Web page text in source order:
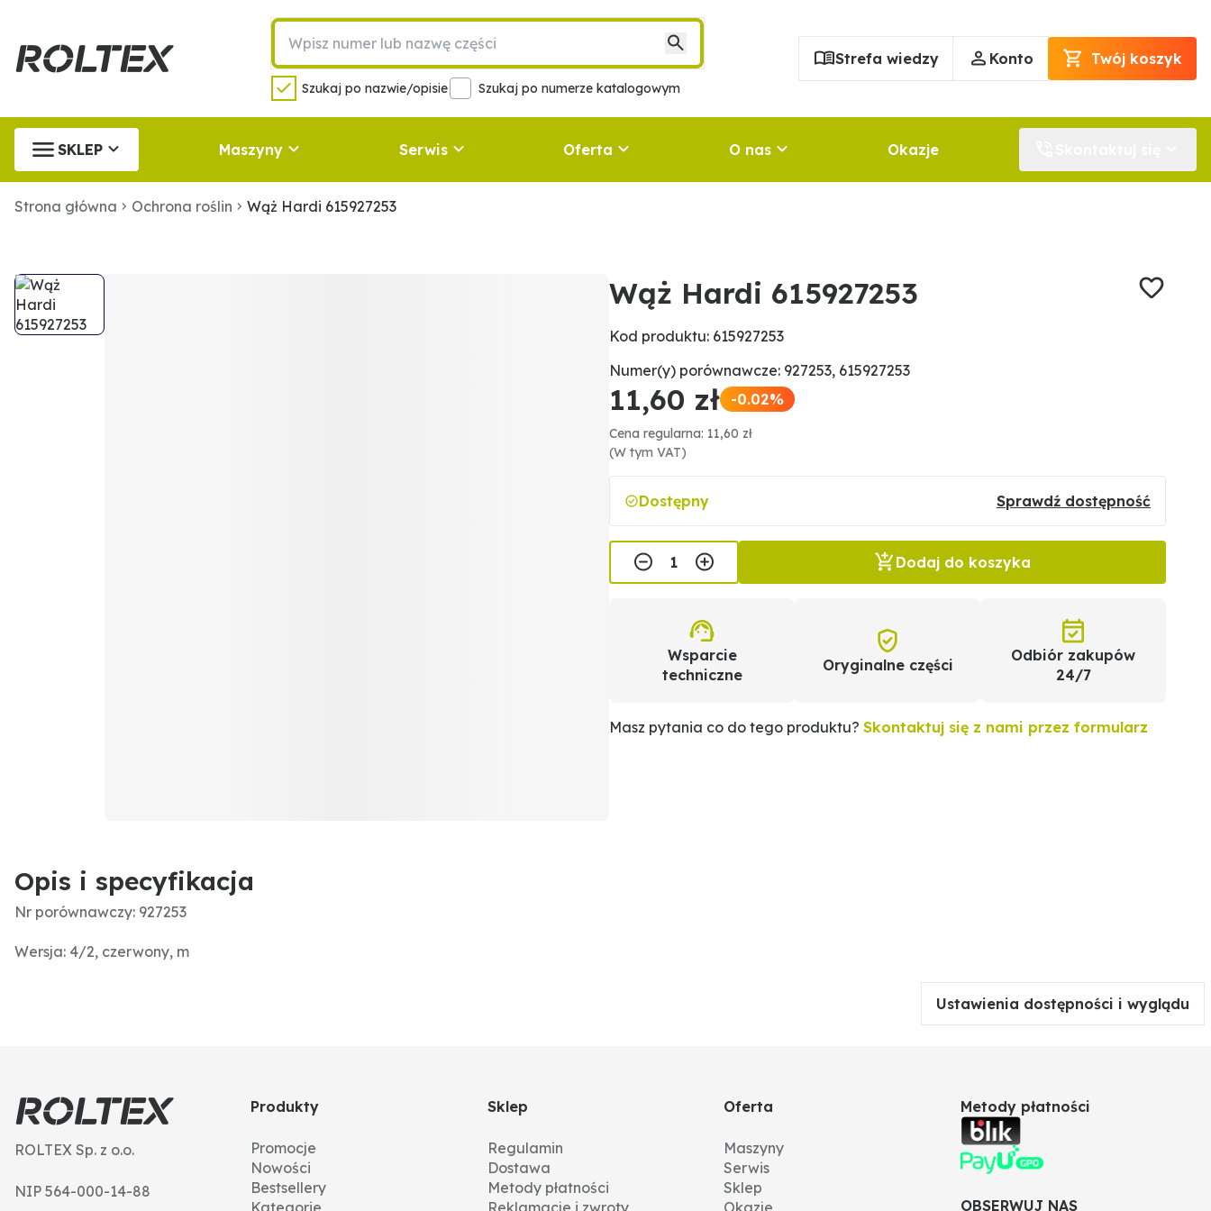
Szukaj po nazwie/opisie Szukaj po numerze katalogowym
Strefa wiedzy Konto Twój koszyk
SKLEP Maszyny Serwis Oferta O nas Okazje
Strona główna Ochrona roślin Wąż Hardi 615927253
Wąż Hardi 615927253
Kod produktu: 615927253
Numer(y) porównawcze: 927253, 615927253
11,60 zł -0.02%
Cena regularna: 11,60 zł
(W tym VAT)
Dostępny Sprawdź dostępność
Dodaj do koszyka
Wsparcie
techniczne
Oryginalne części
Odbiór zakupów
24/7
Masz pytania co do tego produktu? Skontaktuj się z nami przez formularz
Opis i specyfikacja
Nr porównawczy: 927253
Wersja: 4/2, czerwony, m
Ustawienia dostępności i wyglądu
ROLTEX Sp. z o.o.
NIP 564-000-14-88
Produkty
Promocje
Nowości
Bestsellery
Kategorie
Sklep
Regulamin
Dostawa
Metody płatności
Reklamacje i zwroty
Oferta
Maszyny
Serwis
Sklep
Okazje
Metody płatności
OBSERWUJ NAS